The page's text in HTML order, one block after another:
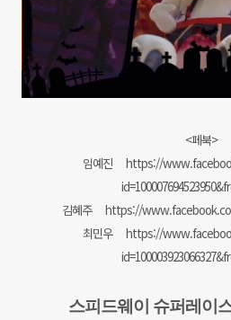
<페북>
임예진
https://
김혜주
https://
최민우
https://
스피드웨이 슈퍼레이